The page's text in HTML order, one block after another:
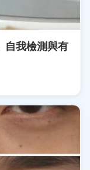
自我檢測與有